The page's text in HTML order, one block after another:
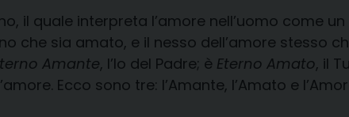
il quale interpreta l’amore nell’uomo come
che sia amato, e il nesso dell’amore stesso
Amante, l’Io del Padre; è Eterno Amato, il
Ecco sono tre: l’Amante, l’Amato e